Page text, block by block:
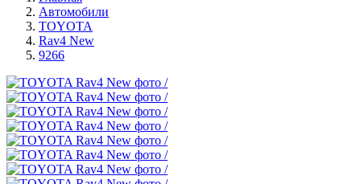
Автомобили
TOYOTA
Rav4 New
9266